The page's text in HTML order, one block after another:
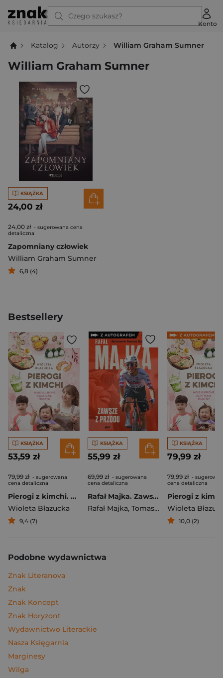
Czego szukasz?
Konto
Katalog Autorzy William Graham Sumner
William Graham Sumner
KSIĄŻKA
24,00 zł
24,00 zł - sugerowana cena
detaliczna
Zapomniany człowiek
William Graham Sumner
6,8 (4)
Bestsellery
KSIĄŻKA
53,59 zł
79,99 zł - sugerowana
cena detaliczna
Pierogi z kimchi. Moje ulubione azjatyckie przepisy
Wioleta Błazucka
9,4 (7)
KSIĄŻKA
55,99 zł
69,99 zł - sugerowana
cena detaliczna
Rafał Majka. Zawsze z przodu. Rozmawia Tomasz Kalemba - książka z autografem
Rafał Majka, Tomasz Kalemba
KSIĄŻKA
79,99 zł
79,99 zł -
cena detaliczna
Wioleta
10,0 (2)
Podobne wydawnictwa
Znak Literanova
Znak
Znak Koncept
Znak Horyzont
Wydawnictwo Literackie
Nasza Księgarnia
Marginesy
Wilga